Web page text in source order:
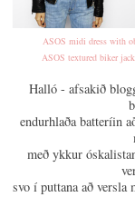
ASOS midi dress with
ASOS textured biker
Halló - afsakið
endurhlaða batteríin
með ykkur
svo í puttana að